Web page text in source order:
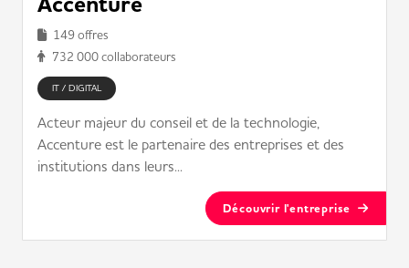
149 offres
732 000 collaborateurs
IT / DIGITAL
Acteur majeur du conseil et de la technologie,
Accenture est le partenaire des entreprises et des
institutions dans leurs...
Découvrir l'entreprise